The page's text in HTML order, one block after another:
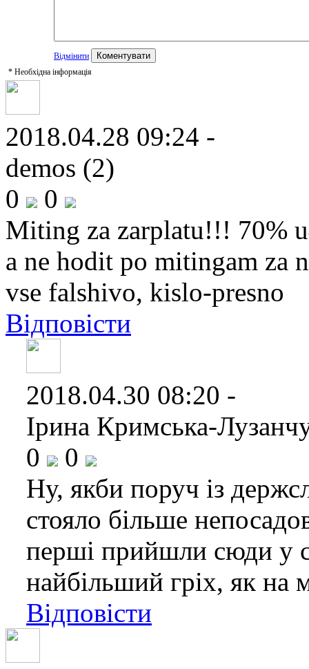
Відмінити
* Необхідна інформація
2018.04.28 09:24 -
demos (2)
0
0
Miting za zarplatu!!! 70%
a ne hodit po mitingam za
vse falshivo, kislo-presno
Відповісти
2018.04.30 08:20 -
Ірина Кримська-
0
0
Ну, якби поруч із
стояло більше
перші прийшли сюди у
найбільший гріх, як на
Відповісти